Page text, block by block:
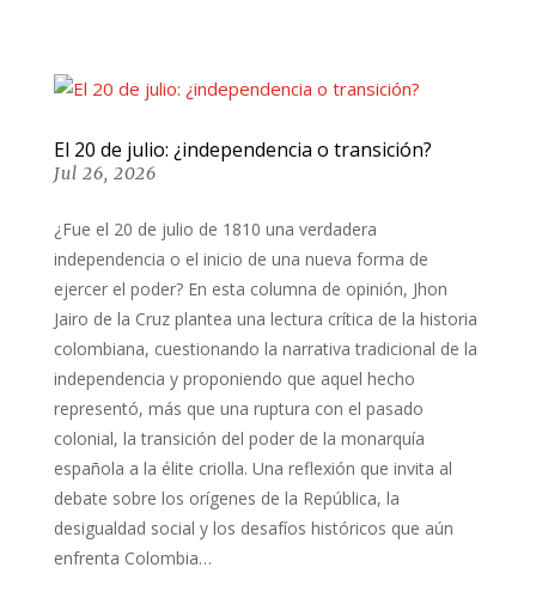
El 20 de julio: ¿independencia o transición?
Jul 26, 2026
¿Fue el 20 de julio de 1810 una verdadera
independencia o el inicio de una nueva forma de
ejercer el poder? En esta columna de opinión, Jhon
Jairo de la Cruz plantea una lectura crítica de la historia
colombiana, cuestionando la narrativa tradicional de la
independencia y proponiendo que aquel hecho
representó, más que una ruptura con el pasado
colonial, la transición del poder de la monarquía
española a la élite criolla. Una reflexión que invita al
debate sobre los orígenes de la República, la
desigualdad social y los desafíos históricos que aún
enfrenta Colombia…